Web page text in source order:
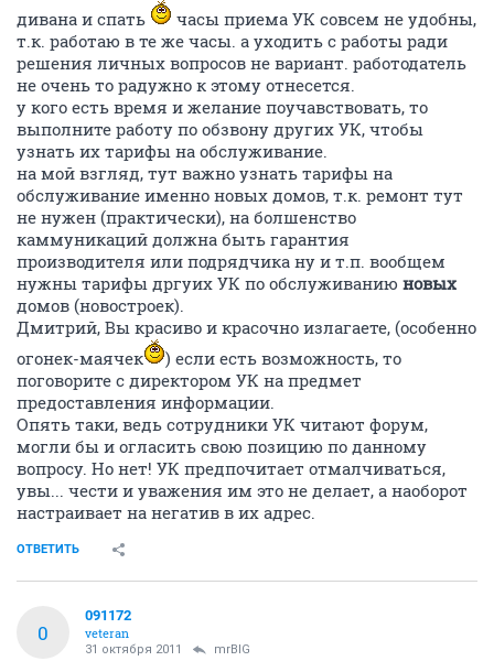
дивана и спать
часы приема УК совсем не удобны,
т.к. работаю в те же часы. а уходить с работы ради
решения личных вопросов не вариант. работодатель
не очень то радужно к этому отнесется.
у кого есть время и желание поучавствовать, то
выполните работу по обзвону других УК, чтобы
узнать их тарифы на обслуживание.
на мой взгляд, тут важно узнать тарифы на
обслуживание именно новых домов, т.к. ремонт тут
не нужен (практически), на болшенство
каммуникаций должна быть гарантия
производителя или подрядчика ну и т.п. вообщем
нужны тарифы дргуих УК по обслуживанию новых
домов (новостроек).
Дмитрий, Вы красиво и красочно излагаете, (особенно
огонек-маячек
) если есть возможность, то
поговорите с директором УК на предмет
предоставления информации.
Опять таки, ведь сотрудники УК читают форум,
могли бы и огласить свою позицию по данному
вопросу. Но нет! УК предпочитает отмалчиваться,
увы... чести и уважения им это не делает, а наоборот
настраивает на негатив в их адрес.
ОТВЕТИТЬ
0
091172
veteran
31 октября 2011 mrBIG